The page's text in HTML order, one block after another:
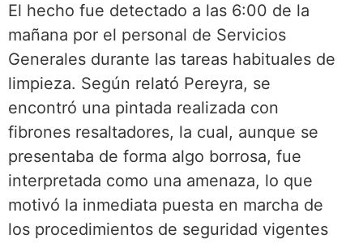
El hecho fue detectado a las 6:00 de la
mañana por el personal de Servicios
Generales durante las tareas habituales de
limpieza. Según relató Pereyra, se
encontró una pintada realizada con
fibrones resaltadores, la cual, aunque se
presentaba de forma algo borrosa, fue
interpretada como una amenaza, lo que
motivó la inmediata puesta en marcha de
los procedimientos de seguridad vigentes